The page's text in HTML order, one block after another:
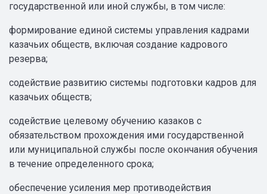
государственной или иной службы, в том числе:
формирование единой системы управления кадрами
казачьих обществ, включая создание кадрового
резерва;
содействие развитию системы подготовки кадров для
казачьих обществ;
содействие целевому обучению казаков с
обязательством прохождения ими государственной
или муниципальной службы после окончания обучения
в течение определенного срока;
обеспечение усиления мер противодействия